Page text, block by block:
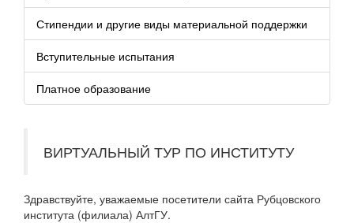
Стипендии и другие виды материальной поддержки
Вступительные испытания
Платное образование
ВИРТУАЛЬНЫЙ ТУР ПО ИНСТИТУТУ
Здравствуйте, уважаемые посетители сайта Рубцовского
института (филиала) АлтГУ.